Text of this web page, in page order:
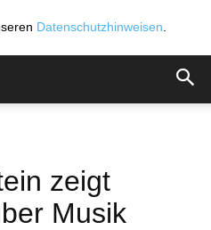
Datenschutzhinweisen
zeigt
Musik